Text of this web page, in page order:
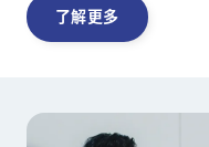
了解更多